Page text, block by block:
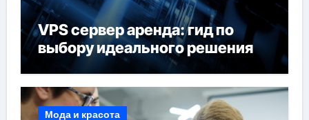
VPS сервер аренда: гид по
выбору идеального решения
Мода и красота